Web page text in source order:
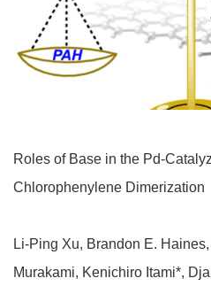
Roles of Base in the Pd-
Chlorophenylene Dimerization
Li-Ping Xu, Brandon E.
Murakami, Kenichiro Itami*,